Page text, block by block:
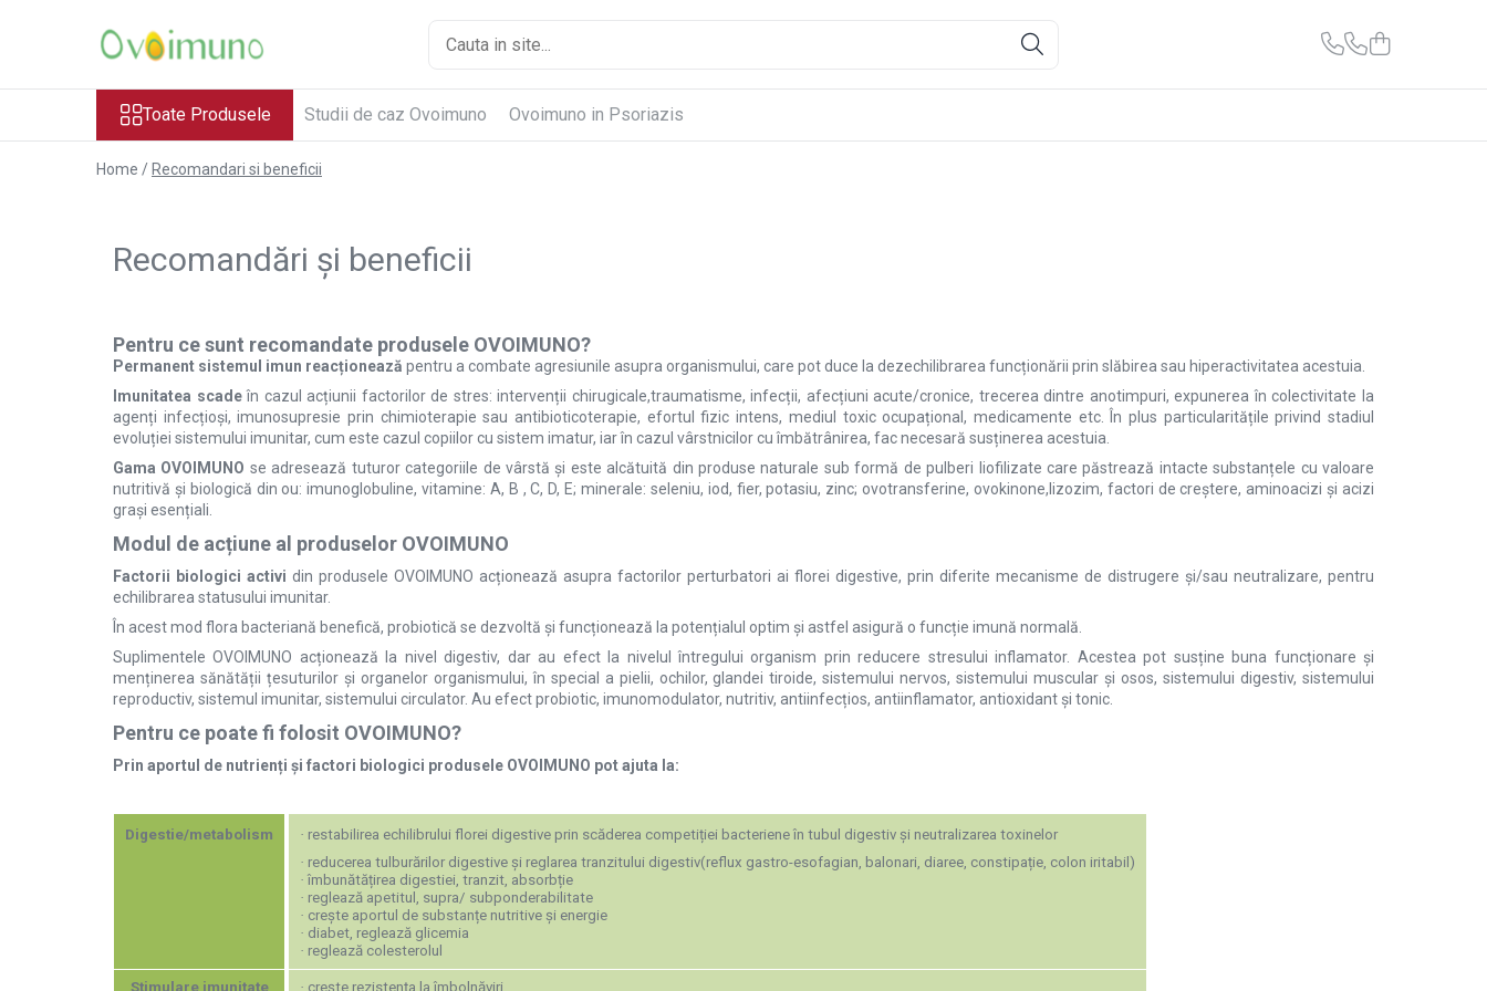
Pachete și Promoții
Adulți/Adolescenți
Boli Autoimune
Miastenia Gravis
Hipertiroidita Hashimoto
Alopecie Areata
Toate Produsele Studii de caz Ovoimuno Ovoimuno in Psoriazis
Home / Recomandari si beneficii
Recomandări și beneficii
Pentru ce sunt recomandate produsele OVOIMUNO?
Permanent sistemul imun reacționează pentru a combate agresiunile asupra organismului, care pot duce la dezechilibrarea funcționării prin slăbirea sau hiperactivitatea acestuia.
Imunitatea scadeîn cazul acțiunii factorilor de stres: intervenții chirugicale,traumatisme, infecții, afecțiuni acute/cronice, trecerea dintre anotimpuri, expunerea în colectivitate la
agenți infecțioși, imunosupresie prin chimioterapie sau antibioticoterapie, efortul fizic intens, mediul toxic ocupațional, medicamente etc.
În plus particularitățile privind stadiul
evoluției sistemului imunitar, cum este cazul copiilor cu sistem imatur, iar în cazul vârstnicilor cu îmbătrânirea, fac necesară susținerea acestuia.
Gama OVOIMUNO se adresează tuturor categoriile de vârstă și este alcătuită din produse naturale sub formă de pulberi liofilizate care păstrează intacte substanțele cu valoare
nutritivă și biologică din ou: imunoglobuline, vitamine: A, B , C, D, E; minerale: seleniu, iod, fier, potasiu, zinc; ovotransferine, ovokinone,lizozim, factori de creștere, aminoacizi și acizi
grași esențiali.
Modul de acțiune al produselor OVOIMUNO
Factorii biologici activi din produsele OVOIMUNO acționează asupra factorilor perturbatori ai florei digestive, prin diferite mecanisme de distrugere și/sau neutralizare, pentru
echilibrarea statusului imunitar.
În acest mod flora bacteriană benefică, probiotică se dezvoltă și funcționează la potențialul optim și astfel asigură o funcție imună normală.
Suplimentele OVOIMUNO acționează la nivel digestiv, dar au efect la nivelul întregului organism prin reducere stresului inflamator. Acestea pot susține buna funcționare și
menținerea sănătății țesuturilor și organelor organismului, în special a pielii, ochilor, glandei tiroide, sistemului nervos, sistemului muscular și osos, sistemului digestiv, sistemului
reproductiv, sistemul imunitar, sistemului circulator. Au efect probiotic, imunomodulator, nutritiv, antiinfecțios, antiinflamator, antioxidant și tonic.
Pentru ce poate fi folosit OVOIMUNO?
Prin aportul de nutrienți și factori biologici produsele OVOIMUNO pot ajuta la:
Digestie/metabolism · restabilirea echilibrului florei digestive prin scăderea competiției bacteriene în tubul digestiv și neutralizarea toxinelor
· reducerea tulburărilor digestive și reglarea tranzitului digestiv(reflux gastro-esofagian, balonari, diaree, constipație, colon iritabil)
· îmbunătățirea digestiei, tranzit, absorbție
· reglează apetitul, supra/ subponderabilitate
· crește aportul de substanțe nutritive și energie
· diabet, reglează glicemia
· reglează colesterolul
Stimulare imunitate · crește rezistența la îmbolnăviri